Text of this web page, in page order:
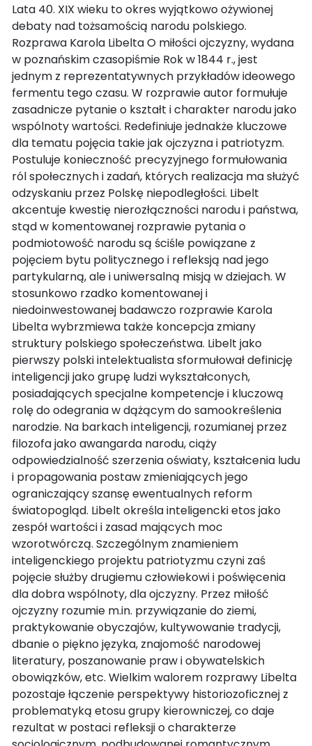
Lata 40. XIX wieku to okres wyjątkowo ożywionej
debaty nad tożsamością narodu polskiego.
Rozprawa Karola Libelta O miłości ojczyzny, wydana
w poznańskim czasopiśmie Rok w 1844 r., jest
jednym z reprezentatywnych przykładów ideowego
fermentu tego czasu. W rozprawie autor formułuje
zasadnicze pytanie o kształt i charakter narodu jako
wspólnoty wartości. Redefiniuje jednakże kluczowe
dla tematu pojęcia takie jak ojczyzna i patriotyzm.
Postuluje konieczność precyzyjnego formułowania
ról społecznych i zadań, których realizacja ma służyć
odzyskaniu przez Polskę niepodległości. Libelt
akcentuje kwestię nierozłączności narodu i państwa,
stąd w komentowanej rozprawie pytania o
podmiotowość narodu są ściśle powiązane z
pojęciem bytu politycznego i refleksją nad jego
partykularną, ale i uniwersalną misją w dziejach. W
stosunkowo rzadko komentowanej i
niedoinwestowanej badawczo rozprawie Karola
Libelta wybrzmiewa także koncepcja zmiany
struktury polskiego społeczeństwa. Libelt jako
pierwszy polski intelektualista sformułował definicję
inteligencji jako grupę ludzi wykształconych,
posiadających specjalne kompetencje i kluczową
rolę do odegrania w dążącym do samookreślenia
narodzie. Na barkach inteligencji, rozumianej przez
filozofa jako awangarda narodu, ciąży
odpowiedzialność szerzenia oświaty, kształcenia ludu
i propagowania postaw zmieniających jego
ograniczający szansę ewentualnych reform
światopogląd. Libelt określa inteligencki etos jako
zespół wartości i zasad mających moc
wzorotwórczą. Szczególnym znamieniem
inteligenckiego projektu patriotyzmu czyni zaś
pojęcie służby drugiemu człowiekowi i poświęcenia
dla dobra wspólnoty, dla ojczyzny. Przez miłość
ojczyzny rozumie m.in. przywiązanie do ziemi,
praktykowanie obyczajów, kultywowanie tradycji,
dbanie o piękno języka, znajomość narodowej
literatury, poszanowanie praw i obywatelskich
obowiązków, etc. Wielkim walorem rozprawy Libelta
pozostaje łączenie perspektywy historiozoficznej z
problematyką etosu grupy kierowniczej, co daje
rezultat w postaci refleksji o charakterze